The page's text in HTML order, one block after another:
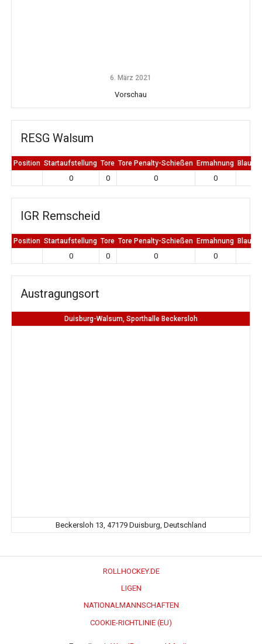
6. März 2021
Vorschau
RESG Walsum
Position Startaufstellung Tore Tore Penalty-Schießen Ermahnung Blaue
0 0 0 0
IGR Remscheid
Position Startaufstellung Tore Tore Penalty-Schießen Ermahnung Blaue
0 0 0 0
Austragungsort
Duisburg-Walsum, Sporthalle Beckersloh
Beckersloh 13, 47179 Duisburg, Deutschland
ROLLHOCKEY.DE
LIGEN
NATIONALMANNSCHAFTEN
COOKIE-RICHTLINIE (EU)